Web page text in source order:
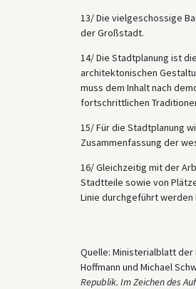
13/ Die vielgeschossige
der Großstadt.
14/ Die Stadtplanung ist
architektonischen
muss dem Inhalt nach
fortschrittlichen
15/ Für die Stadtplanung
Zusammenfassung der
16/ Gleichzeitig mit der
Stadtteile sowie von
Linie durchgeführt werden
Quelle: Ministerialblatt der
Hoffmann und Michael
Republik. Im Zeichen des